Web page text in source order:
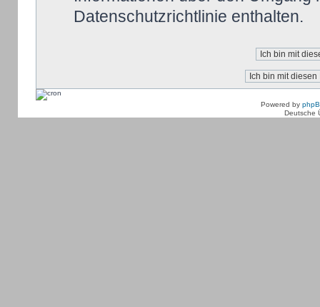
Datenschutzrichtlinie enthalten.
Powered by
Deutsche